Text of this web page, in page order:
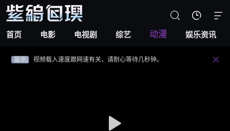
首页 电影 电视剧 综艺 动漫 娱乐资讯
  
提示 视频载入速度跟网速有关，请耐心等待几秒钟。
不要轻易相信视频中的广告，谨防上当受骗!
提示 视频载入速度跟网速有关，请耐心等待几秒钟。 